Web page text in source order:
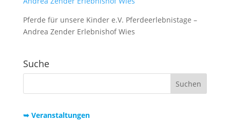
Pferde für unsere Kinder e.V. Pferdeerlebnistage –
Andrea Zender Erlebnishof Wies
Suche
➥ Veranstaltungen